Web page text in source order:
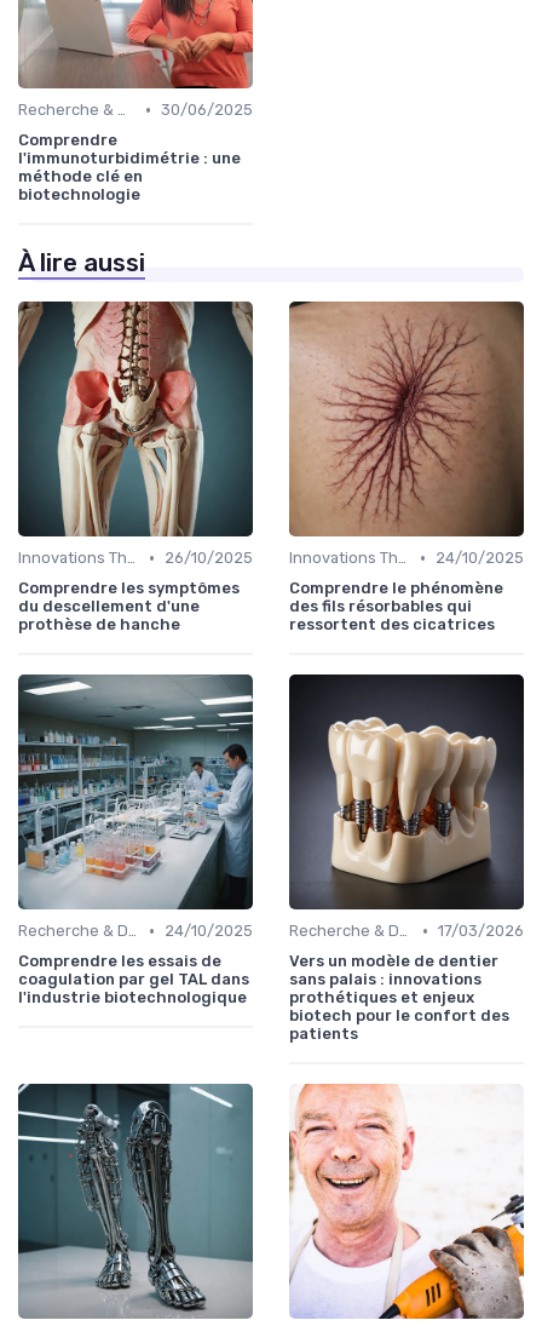
Recherche & Développement • 30/06/2025
Comprendre
l'immunoturbidimétrie : une
méthode clé en
biotechnologie
À lire aussi
Innovations Thérapeutiques •
26/10/2025
Comprendre les symptômes
du descellement d'une
prothèse de hanche
Innovations Thérapeutiques •
24/10/2025
Comprendre le phénomène
des fils résorbables qui
ressortent des cicatrices
Recherche & Développement •
24/10/2025
Comprendre les essais de
coagulation par gel TAL dans
l'industrie biotechnologique
Recherche & Développement • 17/03/2026
Vers un modèle de dentier
sans palais : innovations
prothétiques et enjeux
biotech pour le confort des
patients